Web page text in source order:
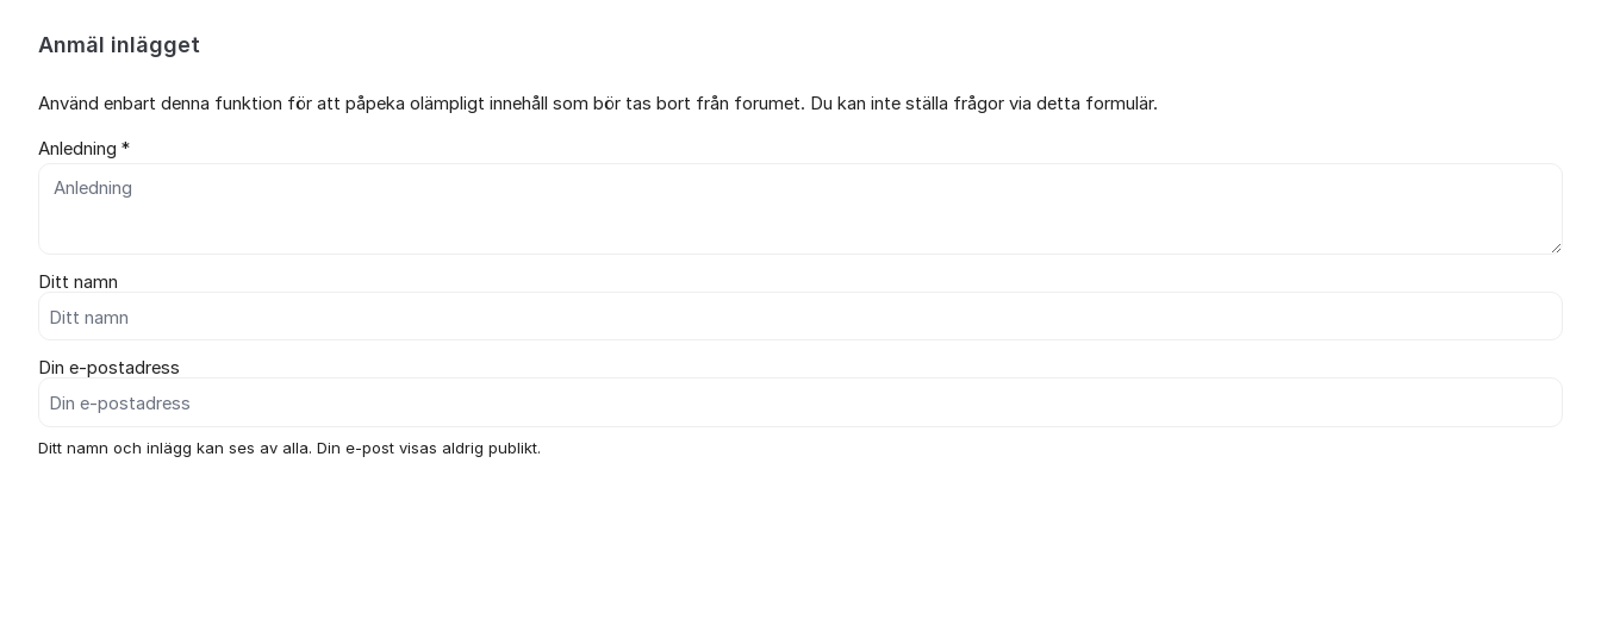
Anmäl inlägget
Använd enbart denna funktion för att påpeka olämpligt innehåll som bör tas bort från forumet. Du kan inte ställa frågor via detta formulär.
Anledning *
Ditt namn
Din e-postadress
Ditt namn och inlägg kan ses av alla. Din e-post visas aldrig publikt.